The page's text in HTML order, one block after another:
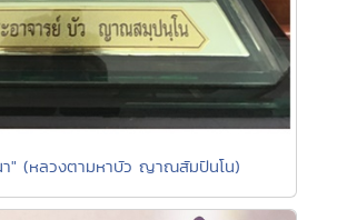
" (หลวงตามหาบัว ญาณสัมปันโน)